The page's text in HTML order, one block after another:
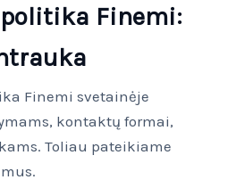
Finemi:
Finemi svetainėje
kontaktų formai,
Toliau pateikiame